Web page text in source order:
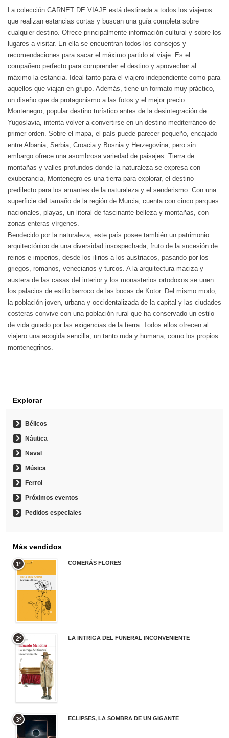
La colección CARNET DE VIAJE está destinada a todos los viajeros
que realizan estancias cortas y buscan una guía completa sobre
cualquier destino. Ofrece principalmente información cultural y sobre los
lugares a visitar. En ella se encuentran todos los consejos y
recomendaciones para sacar el máximo partido al viaje. Es el
compañero perfecto para comprender el destino y aprovechar al
máximo la estancia. Ideal tanto para el viajero independiente como para
aquellos que viajan en grupo. Además, tiene un formato muy práctico,
un diseño que da protagonismo a las fotos y el mejor precio.
Montenegro, popular destino turístico antes de la desintegración de
Yugoslavia, intenta volver a convertirse en un destino mediterráneo de
primer orden. Sobre el mapa, el país puede parecer pequeño, encajado
entre Albania, Serbia, Croacia y Bosnia y Herzegovina, pero sin
embargo ofrece una asombrosa variedad de paisajes. Tierra de
montañas y valles profundos donde la naturaleza se expresa con
exuberancia, Montenegro es una tierra para explorar, el destino
predilecto para los amantes de la naturaleza y el senderismo. Con una
superficie del tamaño de la región de Murcia, cuenta con cinco parques
nacionales, playas, un litoral de fascinante belleza y montañas, con
zonas enteras vírgenes.
Bendecido por la naturaleza, este país posee también un patrimonio
arquitectónico de una diversidad insospechada, fruto de la sucesión de
reinos e imperios, desde los ilirios a los austriacos, pasando por los
griegos, romanos, venecianos y turcos. A la arquitectura maciza y
austera de las casas del interior y los monasterios ortodoxos se unen
los palacios de estilo barroco de las bocas de Kotor. Del mismo modo,
la población joven, urbana y occidentalizada de la capital y las ciudades
costeras convive con una población rural que ha conservado un estilo
de vida guiado por las exigencias de la tierra. Todos ellos ofrecen al
viajero una acogida sencilla, un tanto ruda y humana, como los propios
montenegrinos.
Explorar
Bélicos
Náutica
Naval
Música
Ferrol
Próximos eventos
Pedidos especiales
Más vendidos
1º COMERÁS FLORES
2º LA INTRIGA DEL FUNERAL INCONVENIENTE
3º ECLIPSES, LA SOMBRA DE UN GIGANTE